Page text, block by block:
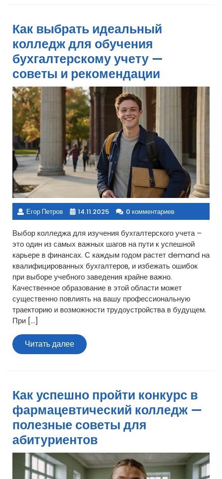
Как выбрать идеальный
колледж для обучения
бухгалтерскому учету —
советы и рекомендации
Егор Петров 14.11.2025 0 комментариев
Выбор колледжа для изучения бухгалтерского учета –
это один из самых важных шагов на пути к успешной
карьере в финансах. С каждым годом растет demand на
квалифицированных бухгалтеров, и избежать ошибок
при выборе учебного заведения крайне важно.
Качественное образование в этой области может
существенно повлиять на вашу профессиональную
траекторию и возможности трудоустройства в будущем.
При […]
Читать далееЧитать
далее
Как успешно пройти конкурс в
фармацевтический колледж —
полезные советы для
абитуриентов